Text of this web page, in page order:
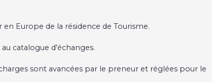
Europe de la résidence de Tourisme.
catalogue d'échanges.
sont avancées par le preneur et réglées pour le